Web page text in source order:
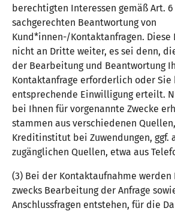
berechtigten Interessen gemäß Art. 6
sachgerechten Beantwortung von
Kund*innen-/Kontaktanfragen. Diese
nicht an Dritte weiter, es sei denn,
der Bearbeitung und Beantwortung
Kontaktanfrage erforderlich oder Sie
entsprechende Einwilligung erteilt.
bei Ihnen für vorgenannte Zwecke
stammen aus verschiedenen
Kreditinstitut bei Zuwendungen, ggf.
zugänglichen Quellen, etwa aus
(3) Bei der Kontaktaufnahme werden
zwecks Bearbeitung der Anfrage
Anschlussfragen entstehen, für die